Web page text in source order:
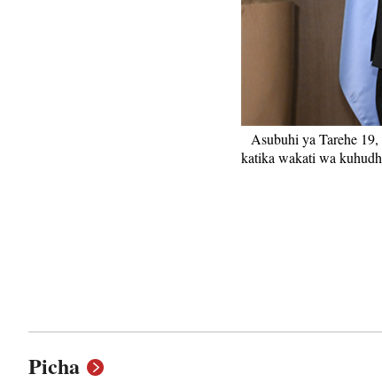
Asubuhi ya Tarehe
katika wakati wa
Picha